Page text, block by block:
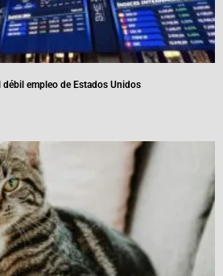
débil empleo de Estados Unidos